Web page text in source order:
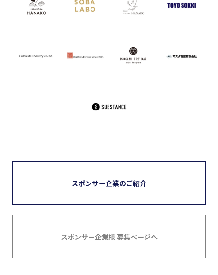
スポンサー企業のご紹介
スポンサー企業様 募集ページへ